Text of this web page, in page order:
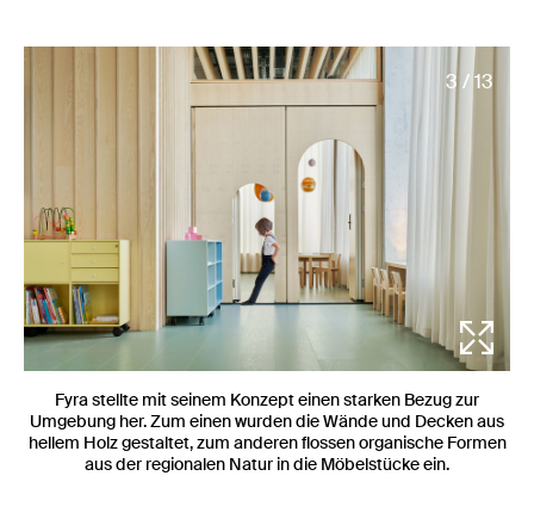
3 / 13
Fyra stellte mit seinem Konzept einen starken Bezug zur
Umgebung her. Zum einen wurden die Wände und Decken aus
hellem Holz gestaltet, zum anderen flossen organische Formen
aus der regionalen Natur in die Möbelstücke ein.